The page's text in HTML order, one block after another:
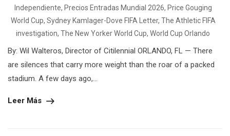
Independiente, Precios Entradas Mundial 2026, Price Gouging
World Cup, Sydney Kamlager-Dove FIFA Letter, The Athletic FIFA
investigation, The New Yorker World Cup, World Cup Orlando
By: Wil Walteros, Director of Citilennial ORLANDO, FL — There
are silences that carry more weight than the roar of a packed
stadium. A few days ago,...
Leer Más